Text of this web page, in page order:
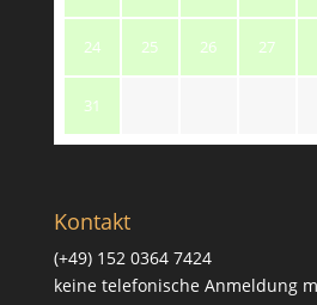
24 25 26 27
31
Kontakt
(+49) 152 0364 7424
keine telefonische Anmeldung